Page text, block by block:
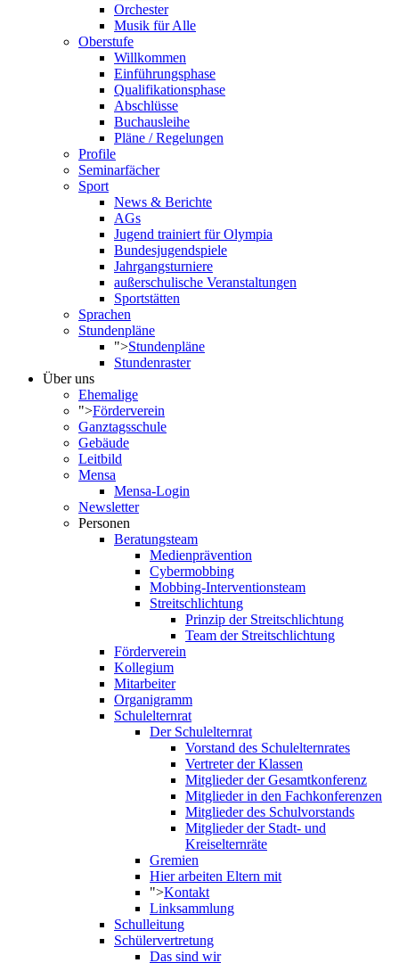
Orchester
Musik für Alle
Oberstufe
Willkommen
Einführungsphase
Qualifikationsphase
Abschlüsse
Buchausleihe
Pläne / Regelungen
Profile
Seminarfächer
Sport
News & Berichte
AGs
Jugend trainiert für Olympia
Bundesjugendspiele
Jahrgangsturniere
außerschulische Veranstaltungen
Sportstätten
Sprachen
Stundenpläne
">Stundenpläne
Stundenraster
Über uns
Ehemalige
">Förderverein
Ganztagsschule
Gebäude
Leitbild
Mensa
Mensa-Login
Newsletter
Personen
Beratungsteam
Medienprävention
Cybermobbing
Mobbing-Interventionsteam
Streitschlichtung
Prinzip der Streitschlichtung
Team der Streitschlichtung
Förderverein
Kollegium
Mitarbeiter
Organigramm
Schulelternrat
Der Schulelternrat
Vorstand des Schulelternrates
Vertreter der Klassen
Mitglieder der Gesamtkonferenz
Mitglieder in den Fachkonferenzen
Mitglieder des Schulvorstands
Mitglieder der Stadt- und
Kreiselternräte
Gremien
Hier arbeiten Eltern mit
">Kontakt
Linksammlung
Schulleitung
Schülervertretung
Das sind wir